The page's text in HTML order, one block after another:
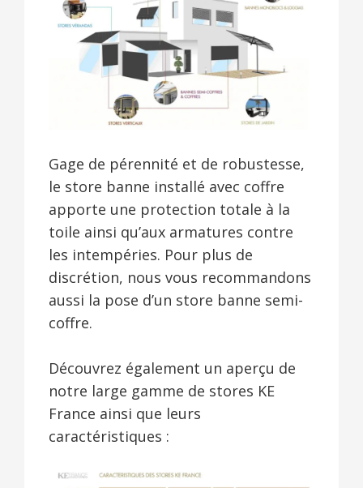
Gage de pérennité et de robustesse,
le store banne installé avec coffre
apporte une protection totale à la
toile ainsi qu’aux armatures contre
les intempéries. Pour plus de
discrétion, nous vous recommandons
aussi la pose d’un store banne semi-
coffre.
Découvrez également un aperçu de
notre large gamme de stores KE
France ainsi que leurs
caractéristiques :